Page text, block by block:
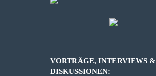
VORTRÄGE, INTERVIEWS &
DISKUSSIONEN: